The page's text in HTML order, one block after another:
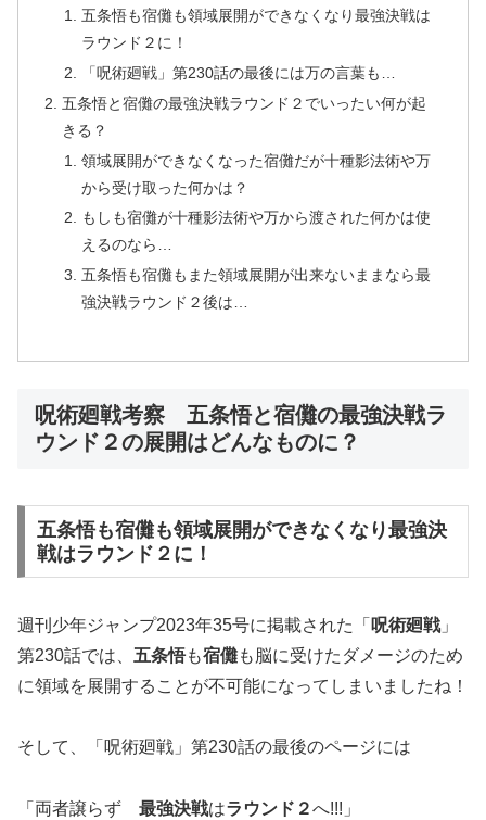
五条悟も宿儺も領域展開ができなくなり最強決戦は
ラウンド２に！
「呪術廻戦」第230話の最後には万の言葉も…
五条悟と宿儺の最強決戦ラウンド２でいったい何が起
きる？
領域展開ができなくなった宿儺だが十種影法術や万
から受け取った何かは？
もしも宿儺が十種影法術や万から渡された何かは使
えるのなら…
五条悟も宿儺もまた領域展開が出来ないままなら最
強決戦ラウンド２後は…
呪術廻戦考察 五条悟と宿儺の最強決戦ラ
ウンド２の展開はどんなものに？
五条悟も宿儺も領域展開ができなくなり最強決
戦はラウンド２に！
週刊少年ジャンプ2023年35号に掲載された「 呪術廻戦」
第230話では、 五条悟も宿儺も脳に受けたダメージのため
に領域を展開することが不可能になってしまいましたね！
そして、「呪術廻戦」第230話の最後のページには
「両者譲らず 最強決戦はラウンド２へ!!!」